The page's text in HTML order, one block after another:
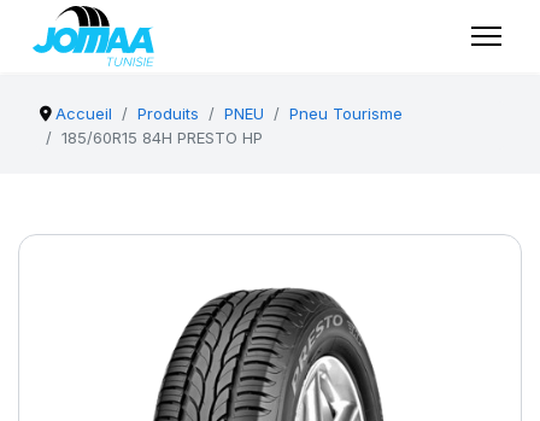
Accueil Produits PNEU
Pneu Tourisme
185/60R15 84H PRESTO HP